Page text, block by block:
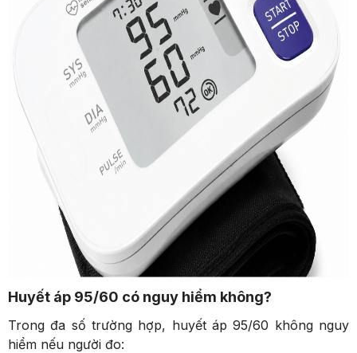
Huyết áp 95/60 có nguy hiểm không?
Trong đa số trường hợp, huyết áp 95/60 không nguy
hiểm nếu người đo: